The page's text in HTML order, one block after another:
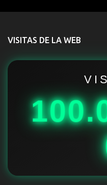
t
r
VISITAS DE LA WEB